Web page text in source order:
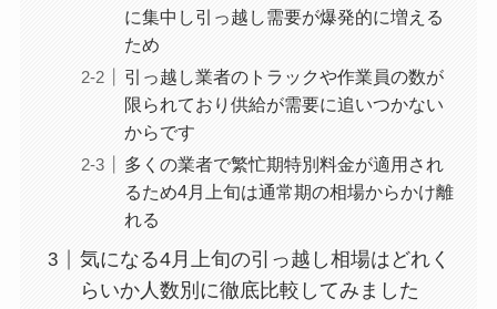
に集中し引っ越し需要が爆発的に増える
ため
引っ越し業者のトラックや作業員の数が
限られており供給が需要に追いつかない
からです
多くの業者で繁忙期特別料金が適用され
るため4月上旬は通常期の相場からかけ離
れる
気になる4月上旬の引っ越し相場はどれく
らいか人数別に徹底比較してみました